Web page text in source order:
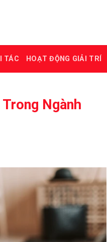
TÁC HOẠT ĐỘNG GIẢI TRÍ
Ngành